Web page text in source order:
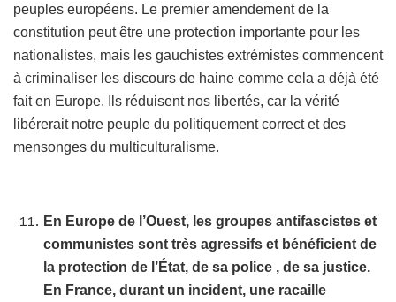
peuples européens. Le premier amendement de la
constitution peut être une protection importante pour les
nationalistes, mais les gauchistes extrémistes commencent
à criminaliser les discours de haine comme cela a déjà été
fait en Europe. Ils réduisent nos libertés, car la vérité
libérerait notre peuple du politiquement correct et des
mensonges du multiculturalisme.
En Europe de l’Ouest, les groupes antifascistes et
communistes sont très agressifs et bénéficient de
la protection de l’État, de sa police , de sa justice.
En France, durant un incident, une racaille